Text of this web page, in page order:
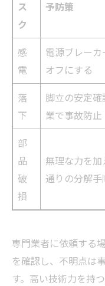
ス
ク
予防策
感
電
電源ブレーカ
オフにする
落
下
脚立の安定
業で事故防止
部
品
破
損
無理な力を
通りの分解手
専門業者に依頼する
を確認し、不明点は
す。高い技術力を持